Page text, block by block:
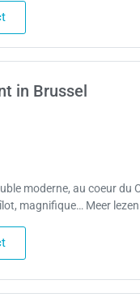
in Brussel
moderne, au coeur du
magnifique… Meer lezen